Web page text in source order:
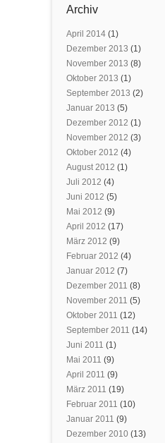
Archiv
April 2014 (1)
Dezember 2013 (1)
November 2013 (8)
Oktober 2013 (1)
September 2013 (2)
Januar 2013 (5)
Dezember 2012 (1)
November 2012 (3)
Oktober 2012 (4)
August 2012 (1)
Juli 2012 (4)
Juni 2012 (5)
Mai 2012 (9)
April 2012 (17)
März 2012 (9)
Februar 2012 (4)
Januar 2012 (7)
Dezember 2011 (8)
November 2011 (5)
Oktober 2011 (12)
September 2011 (14)
Juni 2011 (1)
Mai 2011 (9)
April 2011 (9)
März 2011 (19)
Februar 2011 (10)
Januar 2011 (9)
Dezember 2010 (13)